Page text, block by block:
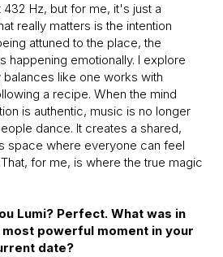
Hz, but for me, it's just a
really matters is the intention
attuned to the place, the
happening emotionally. I explore
like one works with
a recipe. When the mind
is authentic, music is no longer
dance. It creates a shared,
space where everyone can feel
for me, is where the true magic
Lumi? Perfect. What was in
powerful moment in your
date?